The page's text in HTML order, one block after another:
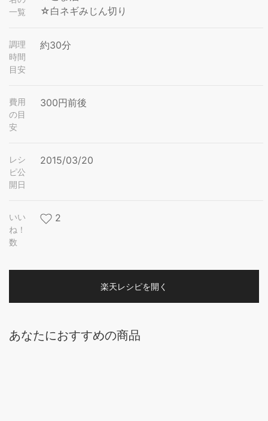
一覧
☆白ネギみじん切り
調理
時間
目安
約30分
費用
の目
安
300円前後
レシ
ピ公
開日
2015/03/20
いい
ね！
数
2
楽天レシピを開く
あなたにおすすめの商品